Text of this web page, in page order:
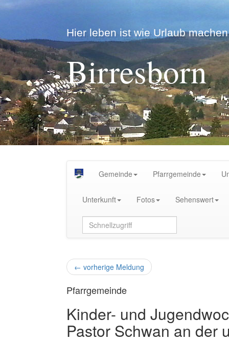
Hier leben ist wie Urlaub
Birresborn
Gemeinde Pfarrgemeinde
Unterkunft Fotos Sehenswert
← vorherige Meldung
Pfarrgemeinde
Kinder- und
Pastor Schwan an der